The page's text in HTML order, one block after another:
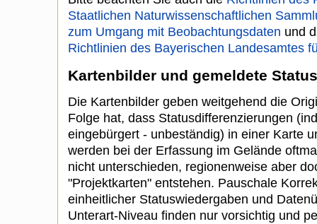
Staatlichen Naturwissenschaftlichen
zum Umgang mit Beobachtungsdaten und
Richtlinien des Bayerischen Landesamtes
Kartenbilder und gemeldete
Die Kartenbilder geben weitgehend die
Folge hat, dass Statusdifferenzierungen
eingebürgert - unbeständig) in einer Karte
werden bei der Erfassung im Gelände
nicht unterschieden, regionenweise aber
"Projektkarten" entstehen. Pauschale
einheitlicher Statuswiedergaben und
Unterart-Niveau finden nur vorsichtig und